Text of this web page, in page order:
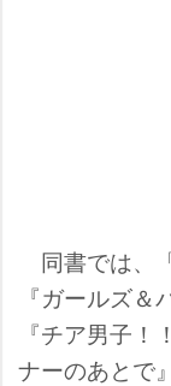
同書では、
『ガールズ
『チア男子
ナーのあとで